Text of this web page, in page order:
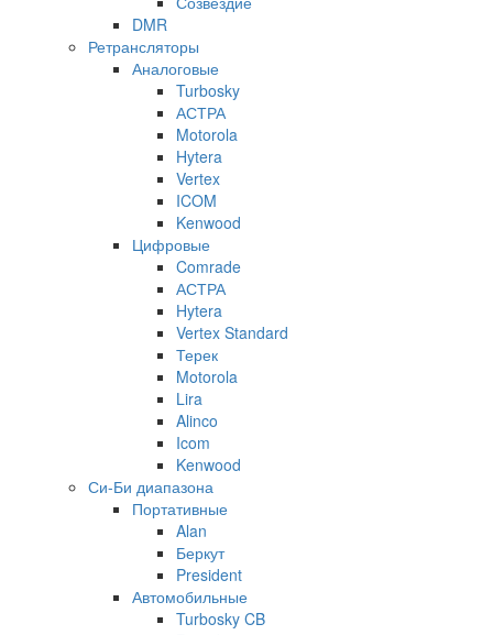
DMR
Ретрансляторы
Аналоговые
Turbosky
АСТРА
Motorola
Hytera
Vertex
ICOM
Kenwood
Цифровые
Comrade
АСТРА
Hytera
Vertex Standard
Терек
Motorola
Lira
Alinco
Icom
Kenwood
Си-Би диапазона
Портативные
Alan
Беркут
President
Автомобильные
Turbosky CB